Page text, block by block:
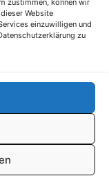
zustimmen, können wir
Website
einzuwilligen und
zu
25